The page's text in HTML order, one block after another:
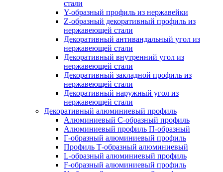
стали
Y-образный профиль из нержавейки
Z-образный декоративный профиль из
нержавеющей стали
Декоративный антивандальный угол из
нержавеющей стали
Декоративный внутренний угол из
нержавеющей стали
Декоративный закладной профиль из
нержавеющей стали
Декоративный наружный угол из
нержавеющей стали
Декоративный алюминиевый профиль
Алюминиевый С-образный профиль
Алюминиевый профиль П-образный
Г-образный алюминиевый профиль
Профиль Т-образный алюминиевый
L-образный алюминиевый профиль
F-образный алюминиевый профиль